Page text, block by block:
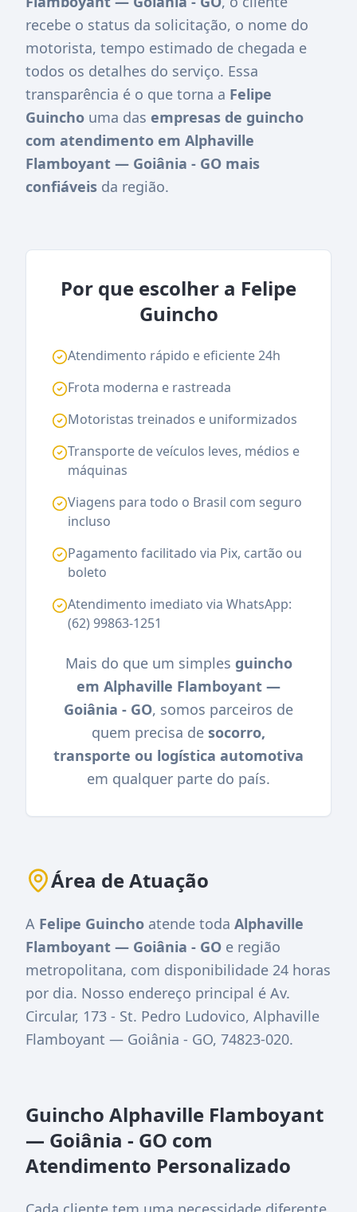
recebe o status da solicitação, o nome do
motorista, tempo estimado de chegada e
todos os detalhes do serviço. Essa
transparência é o que torna a Felipe
Guincho uma das empresas de guincho
com atendimento em Alphaville
Flamboyant — Goiânia - GO mais
confiáveis da região.
Por que escolher a Felipe
Guincho
Atendimento rápido e eficiente 24h
Frota moderna e rastreada
Motoristas treinados e uniformizados
Transporte de veículos leves, médios e
máquinas
Viagens para todo o Brasil com seguro
incluso
Pagamento facilitado via Pix, cartão ou
boleto
Atendimento imediato via WhatsApp:
(62) 99863-1251
Mais do que um simples guincho
em Alphaville Flamboyant —
Goiânia - GO, somos parceiros de
quem precisa de socorro,
transporte ou logística automotiva
em qualquer parte do país.
Área de Atuação
A Felipe Guincho atende toda Alphaville
Flamboyant — Goiânia - GO e região
metropolitana, com disponibilidade 24 horas
por dia. Nosso endereço principal é Av.
Circular, 173 - St. Pedro Ludovico, Alphaville
Flamboyant — Goiânia - GO, 74823-020.
Guincho Alphaville Flamboyant
— Goiânia - GO com
Atendimento Personalizado